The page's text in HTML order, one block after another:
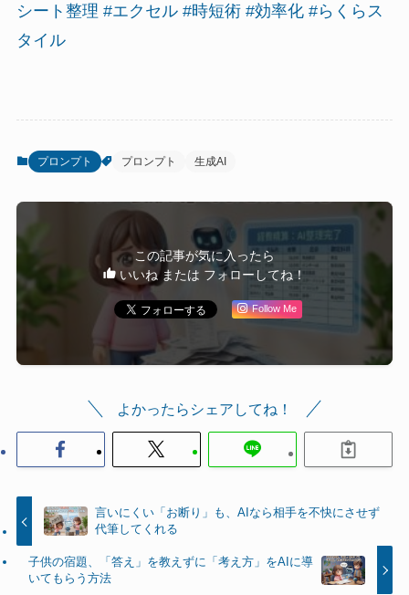
シート整理 #エクセル #時短術 #効率化 #らくらス
タイル
プロンプト プロンプト 生成AI
この記事が気に入ったら
いいね または フォローしてね！
Follow Me
よかったらシェアしてね！
言いにくい「お断り」も、AIなら相手を不快にさせず
代筆してくれる
子供の宿題、「答え」を教えずに「考え方」をAIに導
いてもらう方法